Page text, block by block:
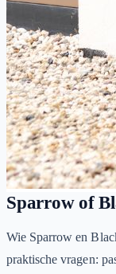
Sparrow of
Wie Sparrow en
praktische vragen: